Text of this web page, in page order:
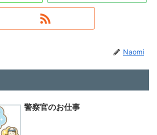
Naomi
警察官のお仕事